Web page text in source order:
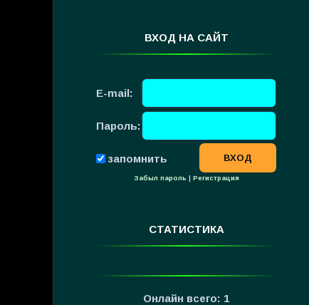
ВХОД НА САЙТ
E-mail:
Пароль:
запомнить
Забыл пароль Регистрация
СТАТИСТИКА
Онлайн всего: 1